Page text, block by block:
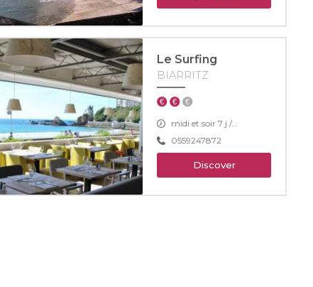
Le Surfing
BIARRITZ
midi et soir 7 j /...
0559247872
Discover